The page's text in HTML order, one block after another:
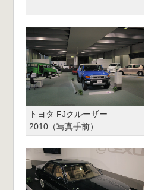
トヨタ FJクルーザー
2010（写真手前）